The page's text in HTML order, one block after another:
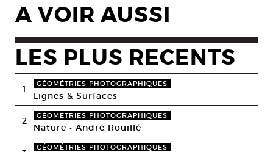
A VOIR AUSSI
LES PLUS RECENTS
1 GÉOMÉTRIES PHOTOGRAPHIQUES
Lignes & Surfaces
2 GÉOMÉTRIES PHOTOGRAPHIQUES
Nature • André Rouillé
GÉOMÉTRIES PHOTOGRAPHIQUES